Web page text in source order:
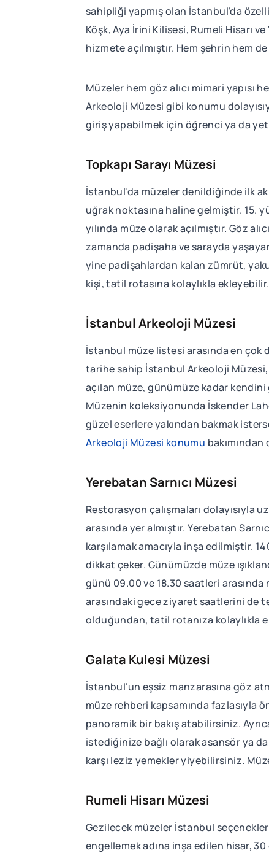
sahipliği yapmış olan İstanbul’da
Köşk, Aya İrini Kilisesi, Rumeli Hisarı
hizmete açılmıştır. Hem şehrin hem
Müzeler hem göz alıcı mimari yapısı
Arkeoloji Müzesi gibi konumu
giriş yapabilmek için öğrenci ya da
Topkapı Sarayı Müzesi
İstanbul'da müzeler denildiğinde ilk
uğrak noktasına haline gelmiştir. 15.
yılında müze olarak açılmıştır. Göz
zamanda padişaha ve sarayda
yine padişahlardan kalan zümrüt,
kişi, tatil rotasına kolaylıkla
İstanbul Arkeoloji Müzesi
İstanbul müze listesi arasında en
tarihe sahip İstanbul Arkeoloji Müzesi,
açılan müze, günümüze kadar
Müzenin koleksiyonunda İskender
güzel eserlere yakından bakmak
Arkeoloji Müzesi konumu
Yerebatan Sarnıcı Müzesi
Restorasyon çalışmaları dolayısıyla
arasında yer almıştır. Yerebatan
karşılamak amacıyla inşa edilmiştir.
dikkat çeker. Günümüzde müze
günü 09.00 ve 18.30 saatleri
arasındaki gece ziyaret saatlerini de
olduğundan, tatil rotanıza kolaylıkla
Galata Kulesi Müzesi
İstanbul’un eşsiz manzarasına göz
müze rehberi kapsamında fazlasıyla
panoramik bir bakış atabilirsiniz.
istediğinize bağlı olarak asansör ya
karşı leziz yemekler yiyebilirsiniz.
Rumeli Hisarı Müzesi
Gezilecek müzeler İstanbul
engellemek adına inşa edilen hisar,